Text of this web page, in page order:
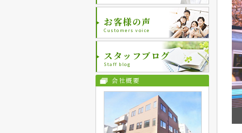
お客様の声
Customers voice
スタッフブログ
Staff blog
会社概要